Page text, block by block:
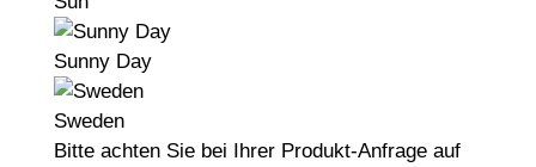
Sunny Day
Sweden
Bitte achten Sie bei Ihrer Produkt-Anfrage auf